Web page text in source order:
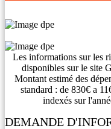
Les informations sur les
disponibles sur le site
Montant estimé des
standard : de 830€ a
indexés sur
DEMANDE